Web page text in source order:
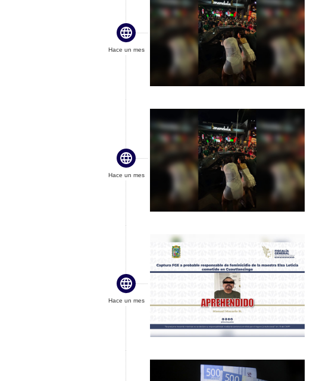

Hace un mes

Hace un mes

Hace un mes